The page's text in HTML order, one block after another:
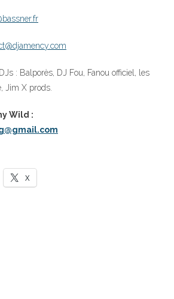
: Balporès, DJ Fou, Fanou officiel, les
Jim X prods.
Wild :
X